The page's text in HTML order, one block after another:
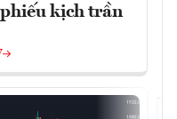
kịch trần